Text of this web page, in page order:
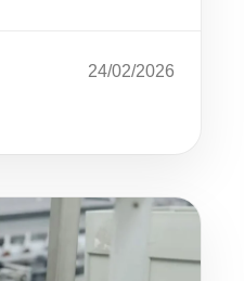
24/02/2026